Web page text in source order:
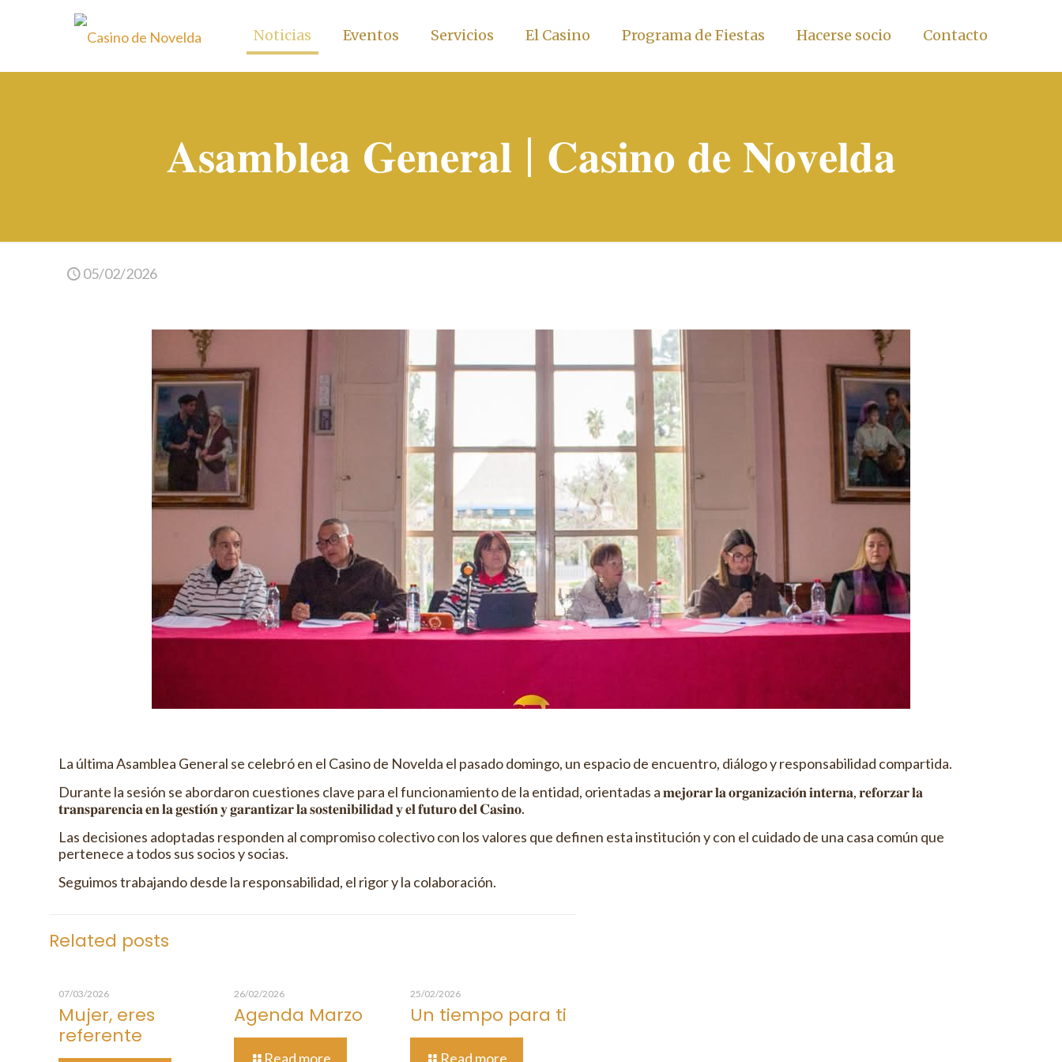
Noticias Eventos Servicios El Casino Programa de Fiestas Hacerse socio Contacto
𝐀𝐬𝐚𝐦𝐛𝐥𝐞𝐚 𝐆𝐞𝐧𝐞𝐫𝐚𝐥 | 𝐂𝐚𝐬𝐢𝐧𝐨 𝐝𝐞 𝐍𝐨𝐯𝐞𝐥𝐝𝐚
05/02/2026
La última Asamblea General se celebró en el Casino de Novelda el pasado domingo, un espacio de encuentro, diálogo y responsabilidad compartida.
Durante la sesión se abordaron cuestiones clave para el funcionamiento de la entidad, orientadas a 𝐦𝐞𝐣𝐨𝐫𝐚𝐫 𝐥𝐚 𝐨𝐫𝐠𝐚𝐧𝐢𝐳𝐚𝐜𝐢𝐨́𝐧 𝐢𝐧𝐭𝐞𝐫𝐧𝐚, 𝐫𝐞𝐟𝐨𝐫𝐳𝐚𝐫 𝐥𝐚
𝐭𝐫𝐚𝐧𝐬𝐩𝐚𝐫𝐞𝐧𝐜𝐢𝐚 𝐞𝐧 𝐥𝐚 𝐠𝐞𝐬𝐭𝐢𝐨́𝐧 𝐲 𝐠𝐚𝐫𝐚𝐧𝐭𝐢𝐳𝐚𝐫 𝐥𝐚 𝐬𝐨𝐬𝐭𝐞𝐧𝐢𝐛𝐢𝐥𝐢𝐝𝐚𝐝 𝐲 𝐞𝐥 𝐟𝐮𝐭𝐮𝐫𝐨 𝐝𝐞𝐥 𝐂𝐚𝐬𝐢𝐧𝐨.
Las decisiones adoptadas responden al compromiso colectivo con los valores que definen esta institución y con el cuidado de una casa común que
pertenece a todos sus socios y socias.
Seguimos trabajando desde la responsabilidad, el rigor y la colaboración.
Related posts
07/03/2026
Mujer, eres
referente
26/02/2026
Agenda Marzo
Read more
25/02/2026
Un tiempo para ti
Read more